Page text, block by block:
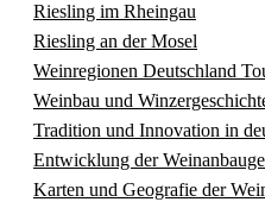
Riesling im Rheingau
Riesling an der Mosel
Weinregionen Deutschland
Weinbau und
Tradition und Innovation in
Entwicklung der
Karten und Geografie der